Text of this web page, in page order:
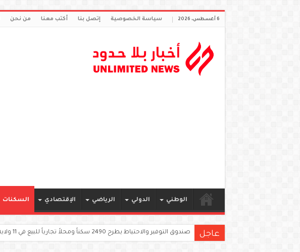
6 أغسطس، 2026 سياسة الخصوصية إتصل بنا أكتب معنا من نحن
الوطني الدولي الرياضي الإقتصادي السكنات
عاجل صندوق التوفير والاحتياط يطرح 2490 سكناً ومحلاً تجارياً للبيع في 11 ولاية